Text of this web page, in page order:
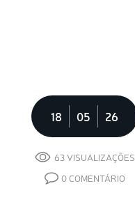
18 05 26
63 VISUALIZAÇÕES
0 COMENTÁRIO